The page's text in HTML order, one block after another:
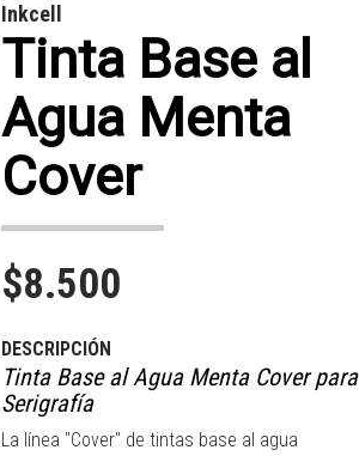
Inkcell
Tinta Base al
Agua Menta
Cover
$8.500
DESCRIPCIÓN
Tinta Base al Agua Menta Cover para
Serigrafía
La línea "Cover" de tintas base al agua